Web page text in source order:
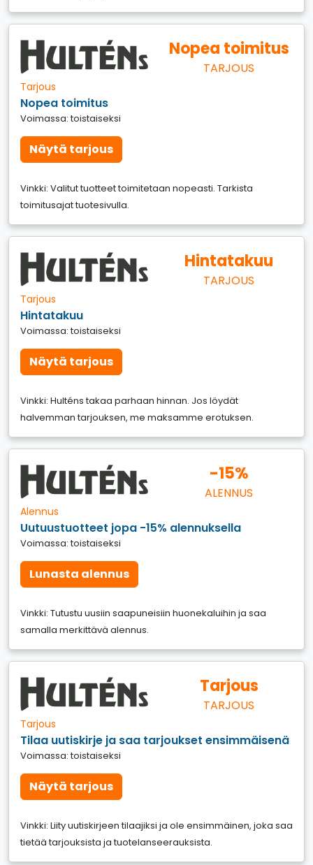
Nopea toimitus
TARJOUS
Tarjous
Nopea toimitus
Voimassa: toistaiseksi
Näytä tarjous
Vinkki: Valitut tuotteet toimitetaan nopeasti. Tarkista
toimitusajat tuotesivulla.
Hintatakuu
TARJOUS
Tarjous
Hintatakuu
Voimassa: toistaiseksi
Näytä tarjous
Vinkki: Hulténs takaa parhaan hinnan. Jos löydät
halvemman tarjouksen, me maksamme erotuksen.
-15%
ALENNUS
Alennus
Uutuustuotteet jopa -15% alennuksella
Voimassa: toistaiseksi
Lunasta alennus
Vinkki: Tutustu uusiin saapuneisiin huonekaluihin ja saa
samalla merkittävä alennus.
Tarjous
TARJOUS
Tarjous
Tilaa uutiskirje ja saa tarjoukset ensimmäisenä
Voimassa: toistaiseksi
Näytä tarjous
Vinkki: Liity uutiskirjeen tilaajiksi ja ole ensimmäinen, joka saa
tietää tarjouksista ja tuotelanseerauksista.